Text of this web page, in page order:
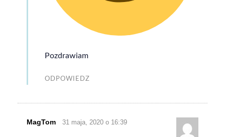
Pozdrawiam
ODPOWIEDZ
MagTom 31 maja, 2020 o 16:39